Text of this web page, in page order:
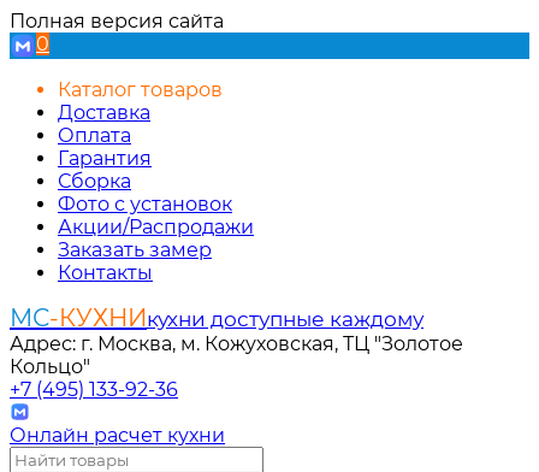
Полная версия сайта
0
Каталог товаров
Доставка
Оплата
Гарантия
Сборка
Фото с установок
Акции/Распродажи
Заказать замер
Контакты
МС-КУХНИкухни доступные каждому
Адрес: г. Москва, м. Кожуховская, ТЦ "Золотое
Кольцо"
+7 (495) 133-92-36
Онлайн расчет кухни